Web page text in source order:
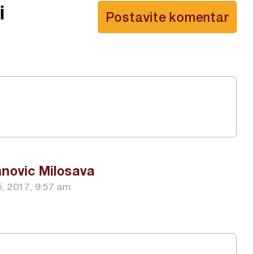
Postavite komentar
Milosava
2017, 9:57 am